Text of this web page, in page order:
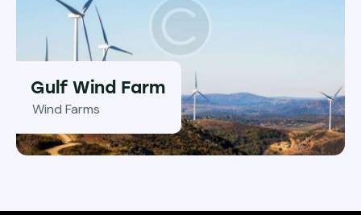
Gulf Wind Farm
Wind Farms